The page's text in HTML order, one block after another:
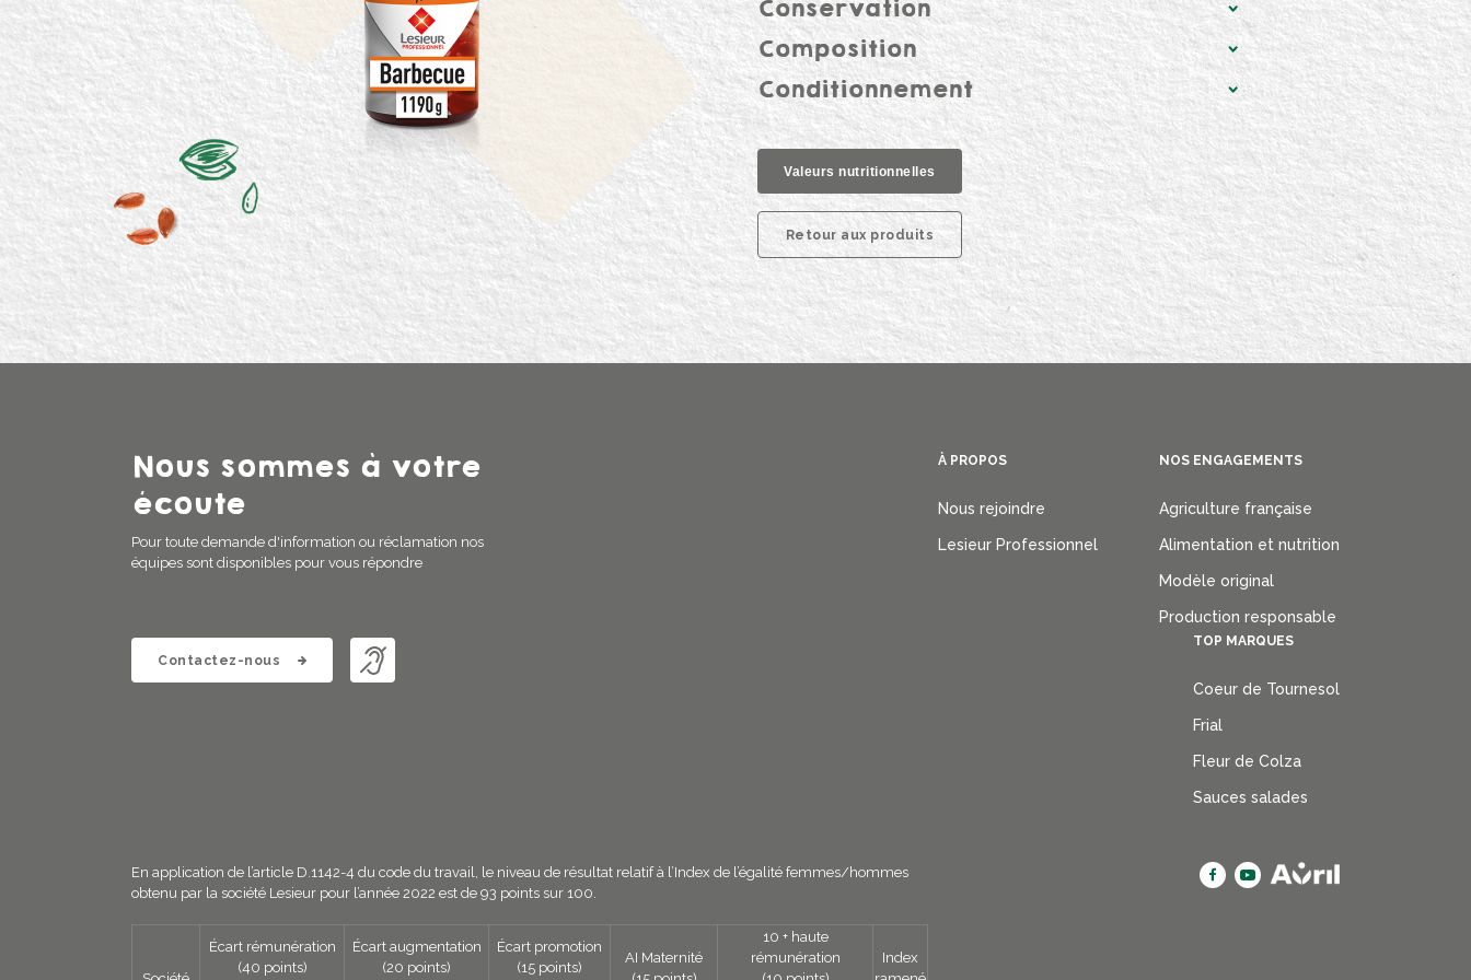
Conservation
Composition
Conditionnement
Valeurs nutritionnelles
Retour aux produits
Nous sommes à votre
écoute
Pour toute demande d'information ou réclamation nos
équipes sont disponibles pour vous répondre
Contactez-nous
À PROPOS
Nous rejoindre
Lesieur Professionnel
NOS ENGAGEMENTS
Agriculture française
Alimentation et nutrition
Modèle original
Production responsable
TOP MARQUES
Coeur de Tournesol
Frial
Fleur de Colza
Sauces salades
En application de l’article D.1142-4 du code du travail, le niveau de résultat relatif à l’Index de l’égalité femmes/hommes
obtenu par la société Lesieur pour l’année 2022 est de 93 points sur 100.
Écart rémunération
(40 points)
Écart augmentation
(20 points)
Écart promotion
(15 points)
AI Maternité
10 + haute
rémunération
Index